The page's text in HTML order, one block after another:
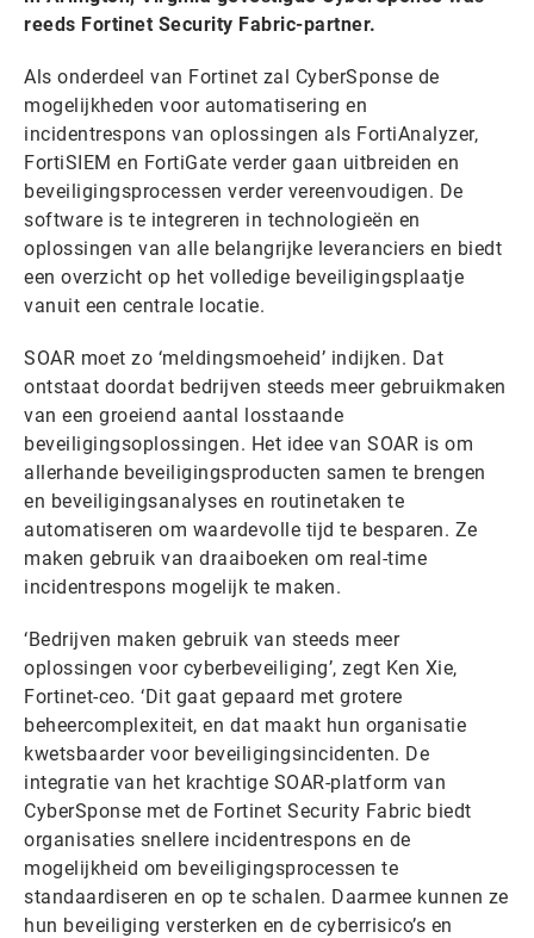
reeds Fortinet Security Fabric-partner.
Als onderdeel van Fortinet zal CyberSponse de
mogelijkheden voor automatisering en
incidentrespons van oplossingen als FortiAnalyzer,
FortiSIEM en FortiGate verder gaan uitbreiden en
beveiligingsprocessen verder vereenvoudigen. De
software is te integreren in technologieën en
oplossingen van alle belangrijke leveranciers en biedt
een overzicht op het volledige beveiligingsplaatje
vanuit een centrale locatie.
SOAR moet zo ‘meldingsmoeheid’ indijken. Dat
ontstaat doordat bedrijven steeds meer gebruikmaken
van een groeiend aantal losstaande
beveiligingsoplossingen. Het idee van SOAR is om
allerhande beveiligingsproducten samen te brengen
en beveiligingsanalyses en routinetaken te
automatiseren om waardevolle tijd te besparen. Ze
maken gebruik van draaiboeken om real-time
incidentrespons mogelijk te maken.
‘Bedrijven maken gebruik van steeds meer
oplossingen voor cyberbeveiliging’, zegt Ken Xie,
Fortinet-ceo. ‘Dit gaat gepaard met grotere
beheercomplexiteit, en dat maakt hun organisatie
kwetsbaarder voor beveiligingsincidenten. De
integratie van het krachtige SOAR-platform van
CyberSponse met de Fortinet Security Fabric biedt
organisaties snellere incidentrespons en de
mogelijkheid om beveiligingsprocessen te
standaardiseren en op te schalen. Daarmee kunnen ze
hun beveiliging versterken en de cyberrisico’s en